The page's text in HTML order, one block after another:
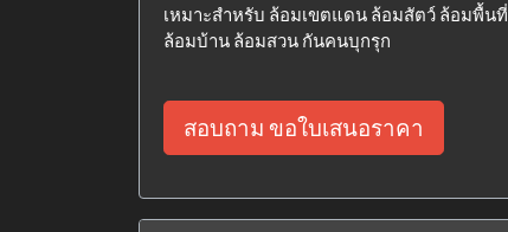
เหมาะสำหรับ ล้อมเขตแดน ล้อมสัตว์ ล้อมพื้นที่
ล้อมบ้าน ล้อมสวน กันคนบุกรุก
สอบถาม ขอใบเสนอราคา